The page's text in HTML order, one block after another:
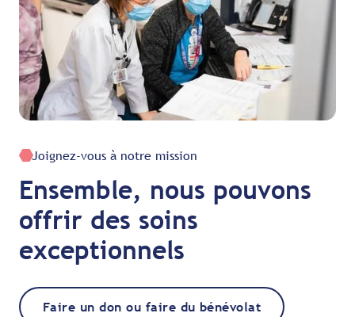
Joignez-vous à notre mission
Ensemble, nous pouvons
offrir des soins
exceptionnels
Faire un don ou faire du bénévolat